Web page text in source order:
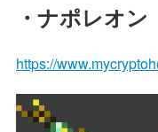
・ナポレオン
https://